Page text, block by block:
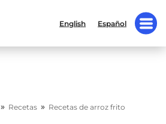
English Español
» Recetas » Recetas de arroz frito